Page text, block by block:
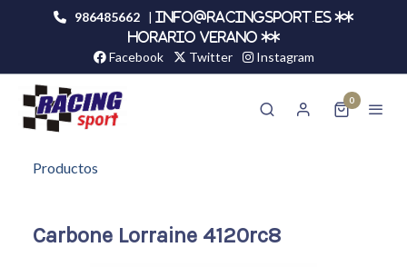
986485662 |
info@racingsport.es **
HORARIO VERANO **
Facebook Twitter Instagram
0
Productos
Carbone Lorraine 4120rc8